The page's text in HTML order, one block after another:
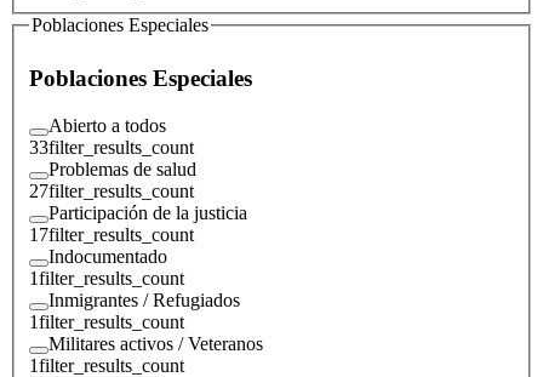
Poblaciones Especiales
Poblaciones Especiales
Abierto a todos
33filter_results_count
Problemas de salud
27filter_results_count
Participación de la justicia
17filter_results_count
Indocumentado
1filter_results_count
Inmigrantes / Refugiados
1filter_results_count
Militares activos / Veteranos
1filter_results_count